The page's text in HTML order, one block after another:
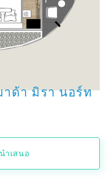
ด้า มิรา นอร์ท
ำเสนอ